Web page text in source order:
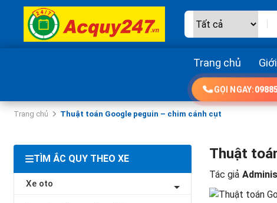
Trang chủ
GỌI NGAY:
Trang chủ Thuật toán Google peguin – chim cánh cụt
TÌM ẮC QUY THEO XE
Xe oto
Thuật
Tác giả